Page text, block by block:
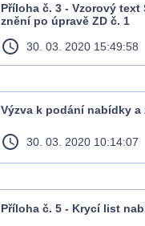
Příloha č. 3 - Vzorový
znění po úpravě ZD č. 1
access_time 30. 03. 2020 15:49:58
Výzva k podání nabídky
access_time 30. 03. 2020 10:14:07
Příloha č. 5 - Krycí list